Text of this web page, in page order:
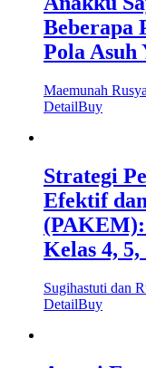
Beberapa
Pola Asuh
Maemunah
DetailBuy
Strategi
Efektif
(PAKEM):
Kelas 4, 5,
Sugihastuti dan
DetailBuy